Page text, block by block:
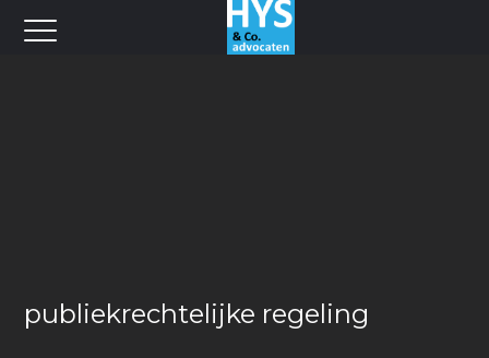
publiekrechtelijke regeling